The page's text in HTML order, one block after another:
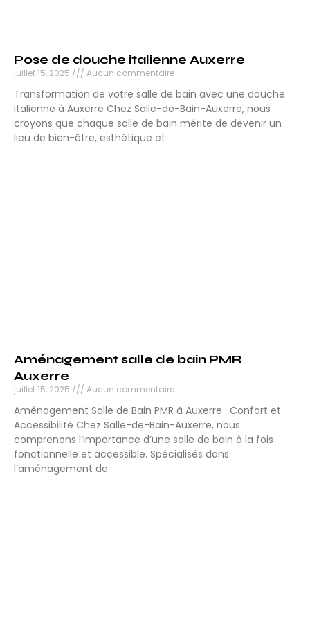
Pose de douche italienne Auxerre
juillet 15, 2025 Aucun commentaire
Transformation de votre salle de bain avec une douche
italienne à Auxerre Chez Salle-de-Bain-Auxerre, nous
croyons que chaque salle de bain mérite de devenir un
lieu de bien-être, esthétique et
Aménagement salle de bain PMR
Auxerre
juillet 15, 2025 Aucun commentaire
Aménagement Salle de Bain PMR à Auxerre : Confort et
Accessibilité Chez Salle-de-Bain-Auxerre, nous
comprenons l’importance d’une salle de bain à la fois
fonctionnelle et accessible. Spécialisés dans
l’aménagement de